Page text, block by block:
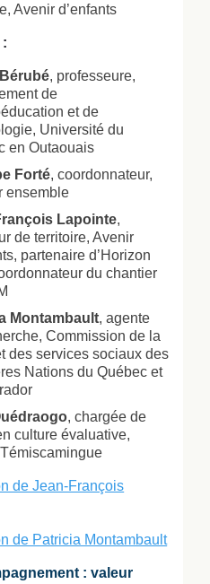
Avenir d’enfants
, professeure,
de
et de
Université du
en Outaouais
Forté, coordonnateur,
ensemble
Lapointe,
de territoire, Avenir
partenaire d’Horizon
du chantier
Montambault, agente
Commission de la
des services sociaux des
Nations du Québec et
, chargée de
culture évaluative,
de Jean-François
de Patricia Montambault
: valeur